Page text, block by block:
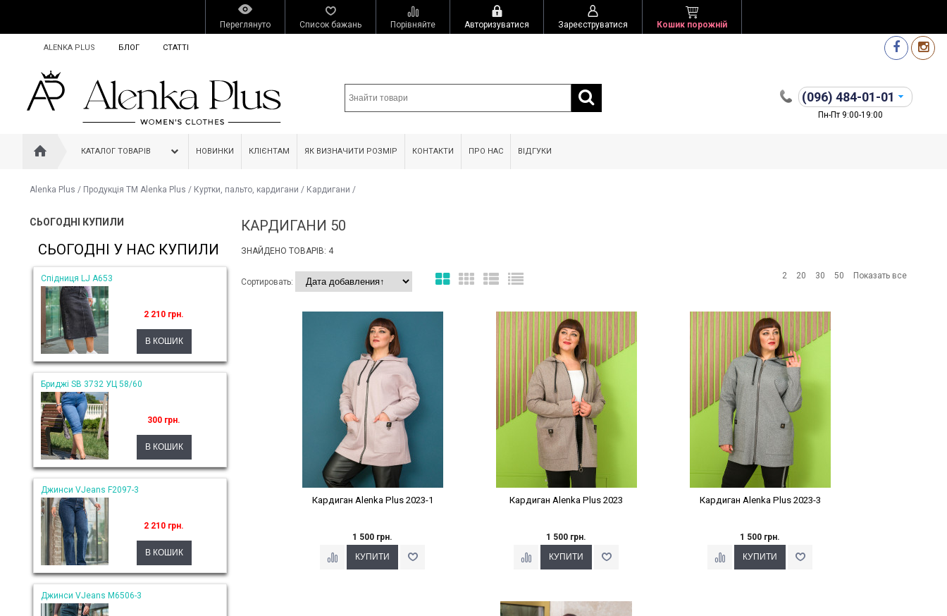
Переглянуто Список бажань Порівняйте Авторизуватися Зареєструватися Кошик порожній
ALENKA PLUS БЛОГ СТАТТІ
(096) 484-01-01
Пн-Пт 9:00-19:00
КАТАЛОГ ТОВАРІВ НОВИНКИ КЛІЄНТАМ ЯК ВИЗНАЧИТИ РОЗМІР КОНТАКТИ ПРО НАС ВІДГУКИ
Alenka Plus / Продукція ТМ Alenka Plus / Куртки, пальто, кардигани / Кардигани /
СЬОГОДНІ КУПИЛИ
СЬОГОДНІ У НАС КУПИЛИ
Спідниця LJ A653
2 210 грн.
Бриджі SB 3732 УЦ 58/60
300 грн.
Джинси VJeans F2097-3
2 210 грн.
Джинси VJeans M6506-3
КАРДИГАНИ 50
ЗНАЙДЕНО ТОВАРІВ: 4
Сортировать:
2 20 30 50 Показать все
Наклейки Варіант з %
Кардиган Alenka Plus 2023-1
1 500 грн.
Наклейки Варіант з %
Кардиган Alenka Plus 2023
1 500 грн.
Наклейки Варіант з %
Кардиган Alenka Plus 2023-3
1 500 грн.
Наклейки Варіант з %